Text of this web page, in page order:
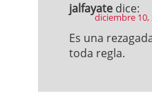
jalfayate dice:
diciembre 10,
Es una
toda regla.